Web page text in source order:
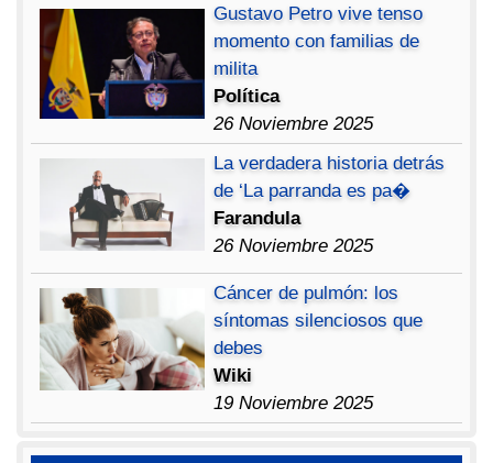
Gustavo Petro vive tenso
momento con familias de
milita
Política
26 Noviembre 2025
La verdadera historia detrás
de ‘La parranda es pa�
Farandula
26 Noviembre 2025
Cáncer de pulmón: los
síntomas silenciosos que
debes
Wiki
19 Noviembre 2025